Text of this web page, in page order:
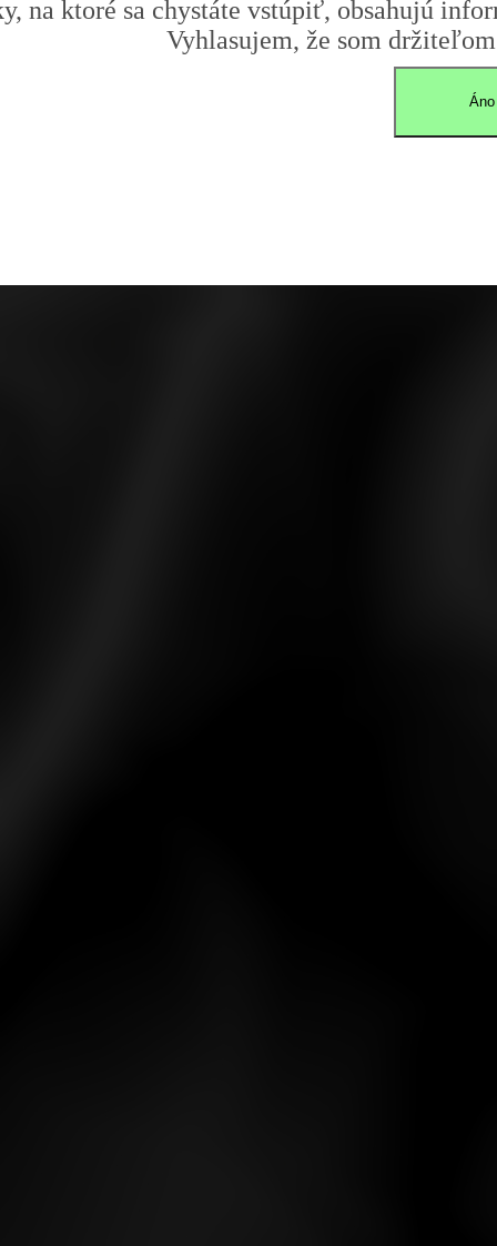
na ktoré sa chystáte vstúpiť, obsahujú
Vyhlasujem, že som
Áno